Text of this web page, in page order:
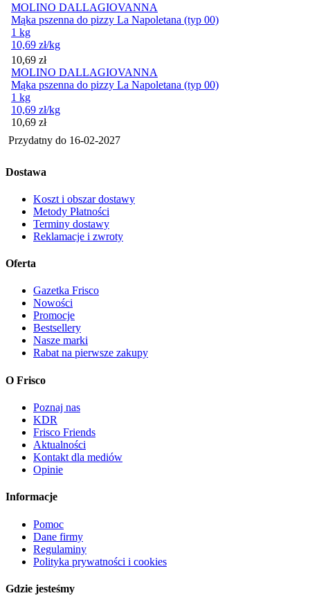
MOLINO DALLAGIOVANNA
Mąka pszenna do pizzy La Napoletana (typ 00)
1 kg
10,69 zł/kg
Cena
10,69 zł
MOLINO DALLAGIOVANNA
Mąka pszenna do pizzy La Napoletana (typ 00)
1 kg
10,69 zł/kg
Cena
10,69 zł
Przydatny do 16-02-2027
Dostawa
Koszt i obszar dostawy
Metody Płatności
Terminy dostawy
Reklamacje i zwroty
Oferta
Gazetka Frisco
Nowości
Promocje
Bestsellery
Nasze marki
Rabat na pierwsze zakupy
O Frisco
Poznaj nas
KDR
Frisco Friends
Aktualności
Kontakt dla mediów
Opinie
Informacje
Pomoc
Dane firmy
Regulaminy
Polityka prywatności i cookies
Gdzie jesteśmy